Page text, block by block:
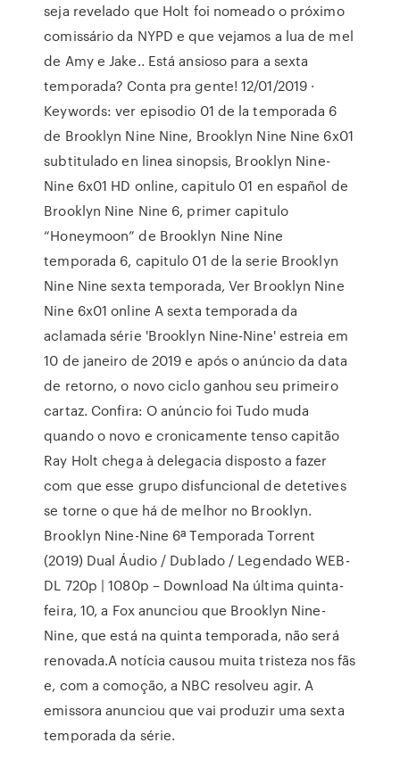
seja revelado que Holt foi nomeado o próximo
comissário da NYPD e que vejamos a lua de mel
de Amy e Jake.. Está ansioso para a sexta
temporada? Conta pra gente! 12/01/2019 ·
Keywords: ver episodio 01 de la temporada 6
de Brooklyn Nine Nine, Brooklyn Nine Nine 6x01
subtitulado en linea sinopsis, Brooklyn Nine-
Nine 6x01 HD online, capitulo 01 en español de
Brooklyn Nine Nine 6, primer capitulo
“Honeymoon” de Brooklyn Nine Nine
temporada 6, capitulo 01 de la serie Brooklyn
Nine Nine sexta temporada, Ver Brooklyn Nine
Nine 6x01 online A sexta temporada da
aclamada série 'Brooklyn Nine-Nine' estreia em
10 de janeiro de 2019 e após o anúncio da data
de retorno, o novo ciclo ganhou seu primeiro
cartaz. Confira: O anúncio foi Tudo muda
quando o novo e cronicamente tenso capitão
Ray Holt chega à delegacia disposto a fazer
com que esse grupo disfuncional de detetives
se torne o que há de melhor no Brooklyn.
Brooklyn Nine-Nine 6ª Temporada Torrent
(2019) Dual Áudio / Dublado / Legendado WEB-
DL 720p | 1080p – Download Na última quinta-
feira, 10, a Fox anunciou que Brooklyn Nine-
Nine, que está na quinta temporada, não será
renovada.A notícia causou muita tristeza nos fãs
e, com a comoção, a NBC resolveu agir. A
emissora anunciou que vai produzir uma sexta
temporada da série.